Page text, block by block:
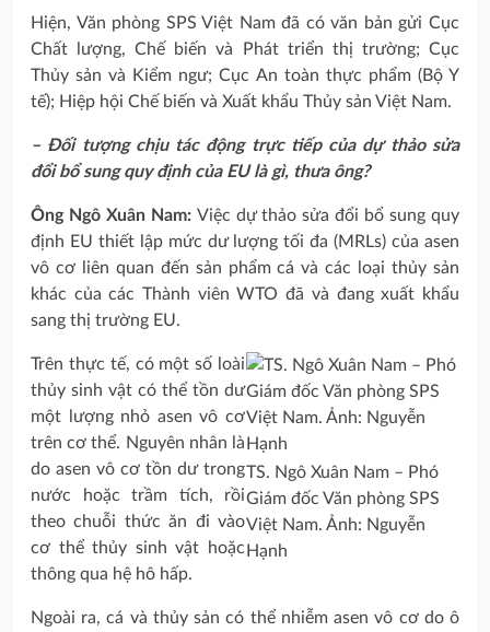
Hiện, Văn phòng SPS Việt Nam đã có văn bản gửi Cục
Chất lượng, Chế biến và Phát triển thị trường; Cục
Thủy sản và Kiểm ngư; Cục An toàn thực phẩm (Bộ Y
tế); Hiệp hội Chế biến và Xuất khẩu Thủy sản Việt Nam.
– Đối tượng chịu tác động trực tiếp của dự thảo sửa
đổi bổ sung quy định của EU là gì, thưa ông?
Ông Ngô Xuân Nam: Việc dự thảo sửa đổi bổ sung quy
định EU thiết lập mức dư lượng tối đa (MRLs) của asen
vô cơ liên quan đến sản phẩm cá và các loại thủy sản
khác của các Thành viên WTO đã và đang xuất khẩu
sang thị trường EU.
TS. Ngô Xuân Nam – Phó
Giám đốc Văn phòng SPS
Việt Nam. Ảnh: Nguyễn
Hạnh
Trên thực tế, có một số loài
thủy sinh vật có thể tồn dư
một lượng nhỏ asen vô cơ
trên cơ thể. Nguyên nhân là
do asen vô cơ tồn dư trong
nước hoặc trầm tích, rồi
theo chuỗi thức ăn đi vào
cơ thể thủy sinh vật hoặc
thông qua hệ hô hấp.
Ngoài ra, cá và thủy sản có thể nhiễm asen vô cơ do ô